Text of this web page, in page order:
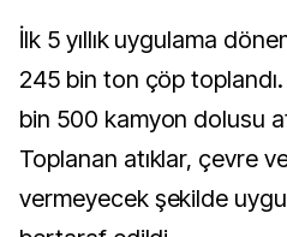
İlk 5 yıllık uygulama
245 bin ton çöp
bin 500 kamyon dolusu
Toplanan atıklar, çevre
vermeyecek şekilde